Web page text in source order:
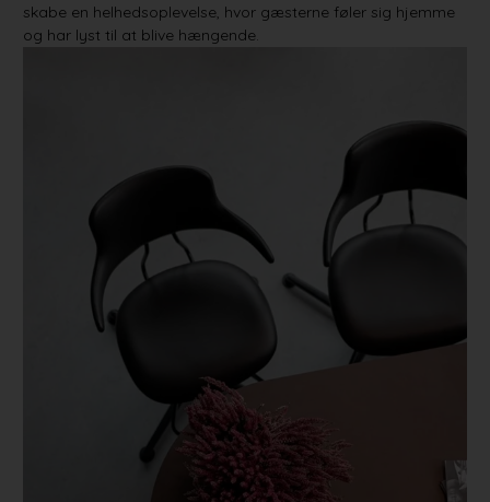
skabe en helhedsoplevelse, hvor gæsterne føler sig hjemme
og har lyst til at blive hængende.